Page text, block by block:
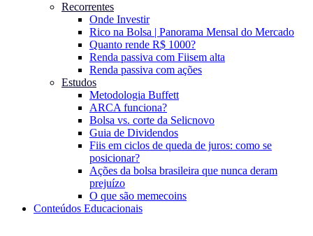
Recorrentes
Onde Investir
Rico na Bolsa | Panorama Mensal do Mercado
Quanto rende R$ 1000?
Renda passiva com Fiisem alta
Renda passiva com ações
Estudos
Metodologia Buffett
ARCA funciona?
Bolsa vs. corte da Selicnovo
Guia de Dividendos
Fiis em ciclos de queda de juros: como se
posicionar?
Ações da bolsa brasileira que nunca deram
prejuízo
O que são memecoins
Conteúdos Educacionais